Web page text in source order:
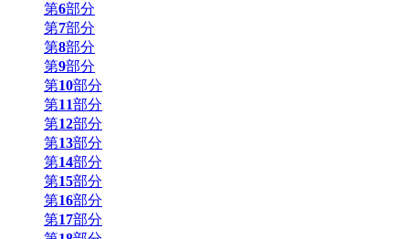
第6部分
第7部分
第8部分
第9部分
第10部分
第11部分
第12部分
第13部分
第14部分
第15部分
第16部分
第17部分